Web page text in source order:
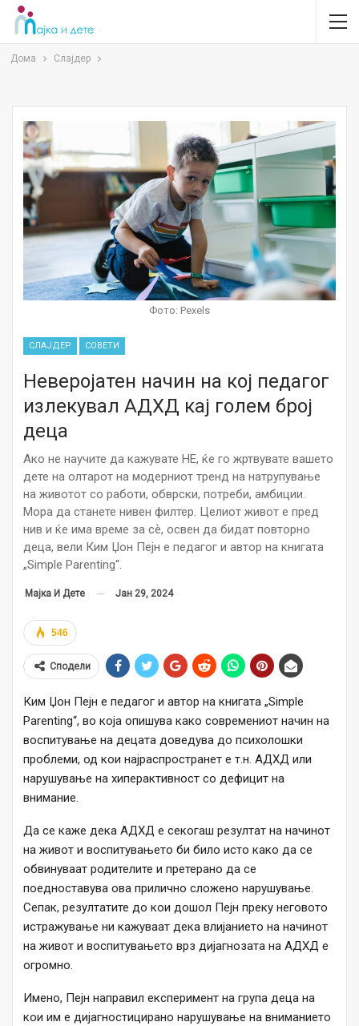
Дома Слајдер
Фото: Pexels
СЛАЈДЕР СОВЕТИ
Неверојатен начин на кој педагог
излекувал АДХД кај голем број
деца
Ако не научите да кажувате НЕ, ќе го жртвувате вашето
дете на олтарот на модерниот тренд на натрупување
на животот со работи, обврски, потреби, амбиции.
Мора да станете нивен филтер. Целиот живот е пред
нив и ќе има време за сѐ, освен да бидат повторно
деца, вели Ким Џон Пејн е педагог и автор на книгата
„Simple Parenting“.
Мајка И Дете Јан 29, 2024
546
Сподели
Ким Џон Пејн е педагог и автор на книгата „Simple
Parenting“, во која опишува како современиот начин на
воспитување на децата доведува до психолошки
проблеми, од кои најраспространет е т.н. АДХД или
нарушување на хиперактивност со дефицит на
внимание.
Да се ​​каже дека АДХД е секогаш резултат на начинот
на живот и воспитувањето би било исто како да се
обвинуваат родителите и претерано да се
поедноставува ова прилично сложено нарушување.
Сепак, резултатите до кои дошол Пејн преку неговото
истражување ни кажуваат дека влијанието на начинот
на живот и воспитувањето врз дијагнозата на АДХД е
огромно.
Имено, Пејн направил експеримент на група деца на
кои им е дијагностицирано нарушување на вниманието